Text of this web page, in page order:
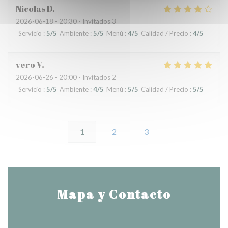
NicolasD
2026-06-18 - 20:30 - Invitados 3
Servicio : 5/5 Ambiente : 5/5 Menú : 4/5 Calidad / Precio : 4/5
veroV
2026-06-26 - 20:00 - Invitados 2
Servicio : 5/5 Ambiente : 4/5 Menú : 5/5 Calidad / Precio : 5/5
1 2 3
Mapa y Contacto